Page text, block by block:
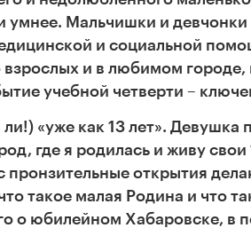
умнее. Мальчишки и
и социальной
взрослых и в любимом
учебной четверти –
«уже как 13 лет».
где я родилась и живу
пронзительные открытия
такое малая Родина и что
о юбилейном Хабаровске, в